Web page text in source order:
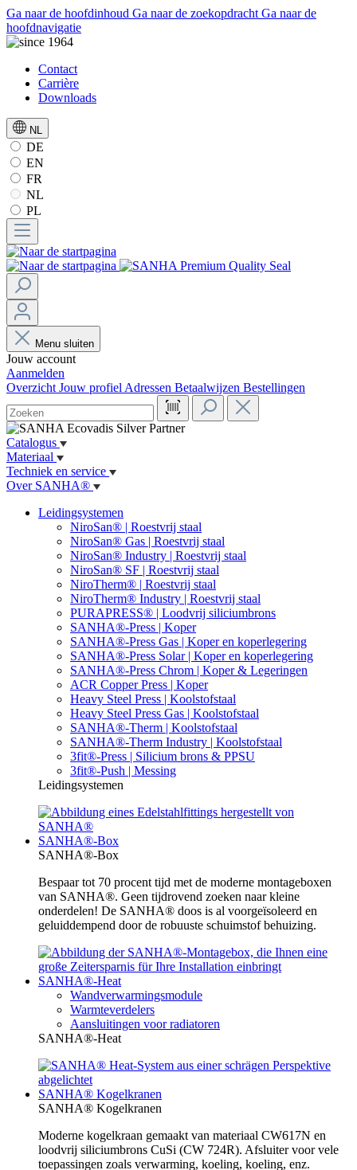
Ga naar de hoofdinhoud Ga naar de zoekopdracht Ga naar de
hoofdnavigatie
Contact
Carrière
Downloads
NL
DE
EN
FR
NL
PL
Menu sluiten
Jouw account
Aanmelden
Overzicht Jouw profiel Adressen Betaalwijzen Bestellingen
Catalogus
Materiaal
Techniek en service
Over SANHA®
Leidingsystemen
NiroSan® | Roestvrij staal
NiroSan® Gas | Roestvrij staal
NiroSan® Industry | Roestvrij staal
NiroSan® SF | Roestvrij staal
NiroTherm® | Roestvrij staal
NiroTherm® Industry | Roestvrij staal
PURAPRESS® | Loodvrij siliciumbrons
SANHA®-Press | Koper
SANHA®-Press Gas | Koper en koperlegering
SANHA®-Press Solar | Koper en koperlegering
SANHA®-Press Chrom | Koper & Legeringen
ACR Copper Press | Koper
Heavy Steel Press | Koolstofstaal
Heavy Steel Press Gas | Koolstofstaal
SANHA®-Therm | Koolstofstaal
SANHA®-Therm Industry | Koolstofstaal
3fit®-Press | Silicium brons & PPSU
3fit®-Push | Messing
Leidingsystemen
SANHA®-Box
SANHA®-Box
Bespaar tot 70 procent tijd met de moderne montageboxen
van SANHA®. Geen tijdrovend zoeken naar kleine
onderdelen! De SANHA® doos is al voorgeïsoleerd en
geluiddempend door de robuuste schuimstof behuizing.
SANHA®-Heat
Wandverwarmingsmodule
Warmteverdelers
Aansluitingen voor radiatoren
SANHA®-Heat
SANHA® Kogelkranen
SANHA® Kogelkranen
Moderne kogelkraan gemaakt van materiaal CW617N en
loodvrij siliciumbrons CuSi (CW 724R). Afsluiter voor vele
toepassingen zoals verwarming, koeling, koeling, enz.